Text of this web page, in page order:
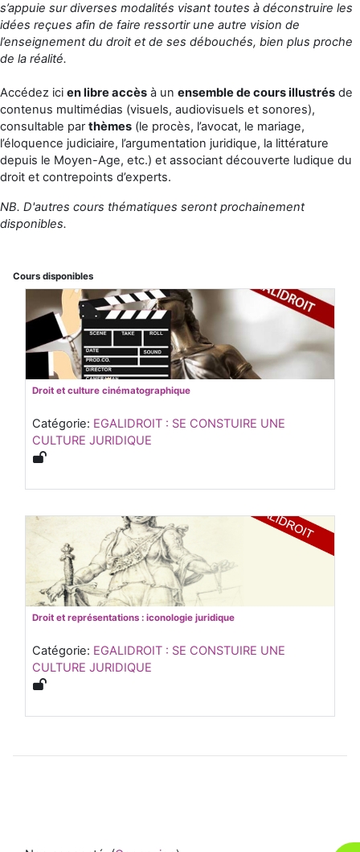
s’appuie sur diverses modalités visant toutes à déconstruire les
idées reçues afin de faire ressortir une autre vision de
l’enseignement du droit et de ses débouchés, bien plus proche
de la réalité.
Accédez ici en libre accès à un ensemble de coursillustrés de
contenus multimédias (visuels, audiovisuels et sonores),
consultable parthèmes (le procès, l’avocat, le mariage,
l’éloquence judiciaire, l’argumentation juridique, la littérature
depuis le Moyen-Age, etc.) et associant découverte ludique du
droit et contrepoints d’experts.
NB. D'autres cours thématiques seront prochainement
disponibles.
Cours disponibles
Droit et culture cinématographique
Catégorie: EGALIDROIT : SE CONSTUIRE UNE
CULTURE JURIDIQUE
Droit et représentations : iconologie juridique
Catégorie: EGALIDROIT : SE CONSTUIRE UNE
CULTURE JURIDIQUE